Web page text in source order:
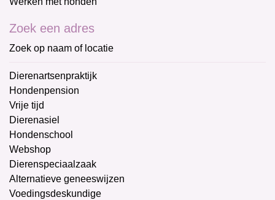
Zoek een adres
Zoek op naam of locatie
Dierenartsenpraktijk
Hondenpension
Vrije tijd
Dierenasiel
Hondenschool
Webshop
Dierenspeciaalzaak
Alternatieve geneeswijzen
Voedingsdeskundige